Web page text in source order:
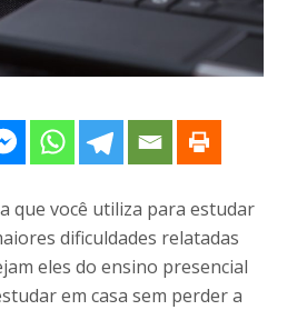
que você utiliza para estudar
dificuldades relatadas
eles do ensino presencial
em casa sem perder a